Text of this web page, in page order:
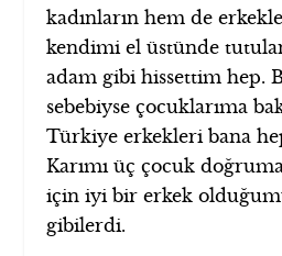
kadınların hem de
kendimi el üstünde
adam gibi hissettim hep.
sebebiyse çocuklarıma
Türkiye erkekleri bana
Karımı üç çocuk
için iyi bir erkek
gibilerdi.